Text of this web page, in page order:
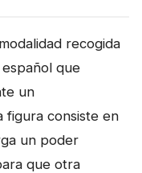
recogida
que
un
figura consiste en
un poder
que otra